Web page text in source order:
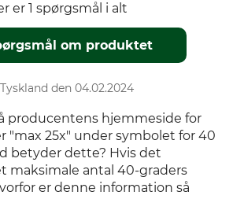
er 1 spørgsmål i alt
om produktet
den 04.02.2024
producentens hjemmeside for
"max 25x" under symbolet for 40
betyder dette? Hvis det
maksimale antal 40-graders
er denne information så